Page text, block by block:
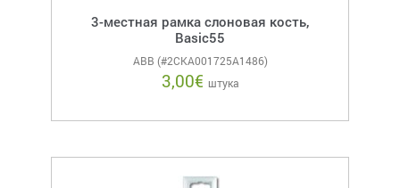
3-местная рамка слоновая кость,
Basic55
ABB (#2CKA001725A1486)
3,00€ штука